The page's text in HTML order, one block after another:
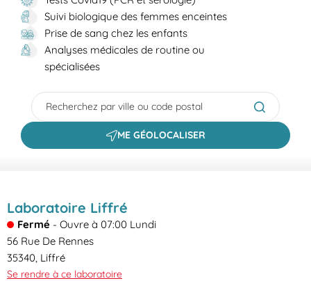
Suivi biologique des femmes enceintes
Prise de sang chez les enfants
Analyses médicales de routine ou
spécialisées
City, State/Province, Zip or City & Country
Submit a
ME GÉOLOCALISER
Laboratoire Liffré
Fermé - Ouvre à 07:00 Lundi
56 Rue De Rennes
35340, Liffré
Se rendre à ce laboratoire